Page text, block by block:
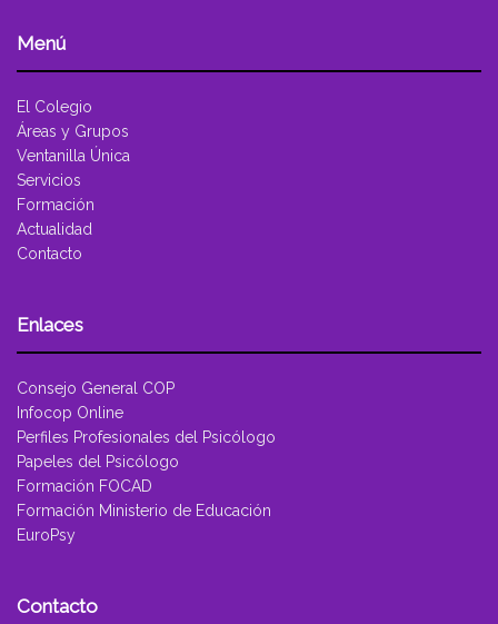
Menú
El Colegio
Áreas y Grupos
Ventanilla Única
Servicios
Formación
Actualidad
Contacto
Enlaces
Consejo General COP
Infocop Online
Perfiles Profesionales del Psicólogo
Papeles del Psicólogo
Formación FOCAD
Formación Ministerio de Educación
EuroPsy
Contacto